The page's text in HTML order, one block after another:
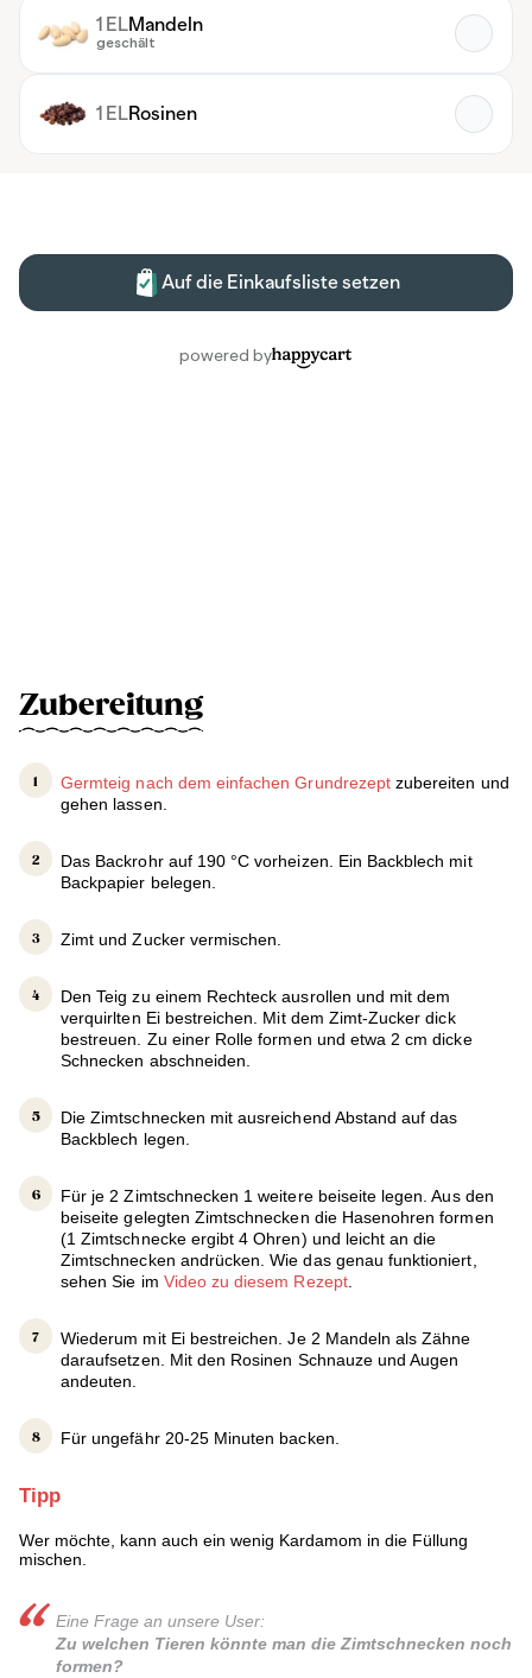
Zubereitung
Germteig nach dem einfachen Grundrezeptzubereiten und
gehen lassen.
Das Backrohr auf 190 °C vorheizen. Ein Backblech mit
Backpapier belegen.
Zimt und Zucker vermischen.
Den Teig zu einem Rechteck ausrollen und mit dem
verquirlten Ei bestreichen. Mit dem Zimt-Zucker dick
bestreuen. Zu einer Rolle formen und etwa 2 cm dicke
Schnecken abschneiden.
Die Zimtschnecken mit ausreichend Abstand auf das
Backblech legen.
Für je 2 Zimtschnecken 1 weitere beiseite legen. Aus den
beiseite gelegten Zimtschnecken die Hasenohren formen
(1 Zimtschnecke ergibt 4 Ohren) und leicht an die
Zimtschnecken andrücken. Wie das genau funktioniert,
sehen Sie im Video zu diesem Rezept.
Wiederum mit Ei bestreichen. Je 2 Mandeln als Zähne
daraufsetzen. Mit den Rosinen Schnauze und Augen
andeuten.
Für ungefähr 20-25 Minuten backen.
Tipp
Wer möchte, kann auch ein wenig Kardamom in die Füllung
mischen.
Eine Frage an unsere User:
Zu welchen Tieren könnte man die Zimtschnecken noch
formen?